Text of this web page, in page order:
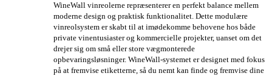
WineWall vinreolerne repræsenterer en perfekt balance mellem
moderne design og praktisk funktionalitet. Dette modulære
vinreolsystem er skabt til at imødekomme behovene hos både
private vinentusiaster og kommercielle projekter, uanset om det
drejer sig om små eller store vægmonterede
opbevaringsløsninger. WineWall-systemet er designet med fokus
på at fremvise etiketterne, så du nemt kan finde og fremvise dine